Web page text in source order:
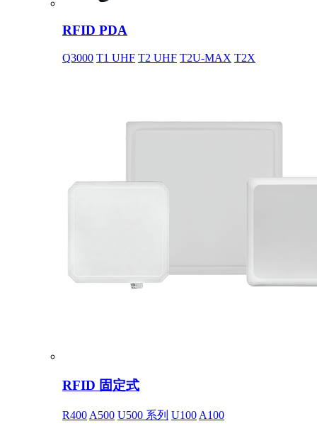
RFID PDA
Q3000 T1 UHF T2 UHF T2U-MAX T2X
RFID 固定式
R400 A500 U500 系列 U100 A100